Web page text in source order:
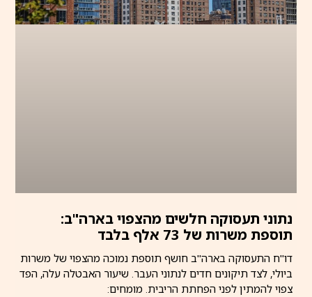
נתוני תעסוקה חלשים מהצפוי בארה"ב:
תוספת משרות של 73 אלף בלבד
דו"ח התעסוקה בארה"ב חושף תוספת נמוכה מהצפוי של משרות
ביולי, לצד תיקונים חדים לנתוני העבר. שיעור האבטלה עלה, הפד
צפוי להמתין לפני הפחתת הריבית. מומחים: